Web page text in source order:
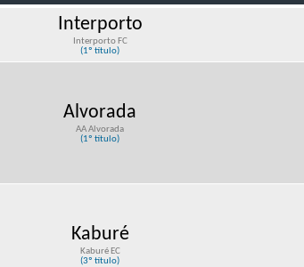
Interporto
Interporto FC
(1º título)
Alvorada
AA Alvorada
(1º título)
Kaburé
Kaburé EC
(3º título)